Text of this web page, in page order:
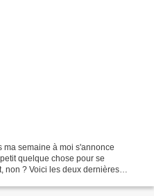
semaine à moi s'annonce
quelque chose pour se
non ? Voici les deux dernières